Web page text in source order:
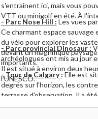
s'entraînent ici, mais vous
VTT ou minigolf en été. À
- Parc Nose Hill : Les vues
Ce charmant espace sauvage
du vélo pour explorer les
devant un magnifique
importants.
- Parc provincial Dinosaur :
archéologues ont mis au jour
Il est situé à environ deux
l'UNESCO.
- Tour de Calgary : Elle est
degrés sur l'horizon, les
terrasse d'observation. Il a
Canada en 1967. Elle a